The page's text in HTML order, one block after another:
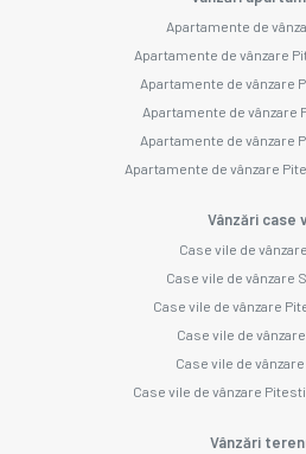
Apartamente de
Apartamente de vânzare
Apartamente de vânzare
Apartamente de vânzare
Apartamente de vânzare
Apartamente de vânzare
Vânzări case
Case vile de
Case vile de vânzare
Case vile de vânzare
Case vile de
Case vile de
Case vile de vânzare
Vânzări